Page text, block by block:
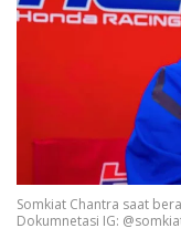
Somkiat Chantra saat
Dokumnetasi IG: